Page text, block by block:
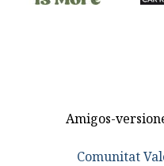
Amigos-
Comunitat